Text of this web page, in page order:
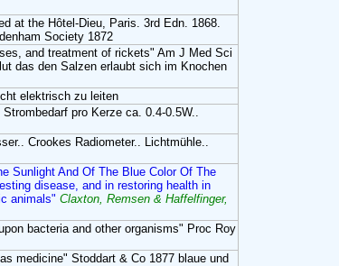
at the Hôtel-Dieu, Paris. 3rd Edn. 1868.
Society 1872
and treatment of rickets" Am J Med Sci
das den Salzen erlaubt sich im Knochen
elektrisch zu leiten
pro Kerze ca. 0.4-0.5W..
Crookes Radiometer.. Lichtmühle..
Sunlight And Of The Blue Color Of The
disease, and in restoring health in
animals" Claxton, Remsen & Haffelfinger,
bacteria and other organisms" Proc Roy
medicine" Stoddart & Co 1877 blaue und